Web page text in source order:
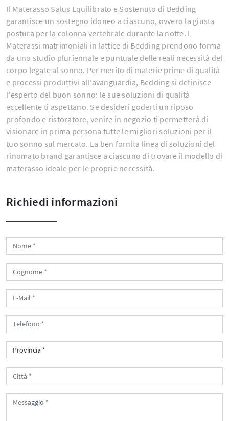
Il Materasso Salus Equilibrato e Sostenuto di Bedding
garantisce un sostegno idoneo a ciascuno, ovvero la giusta
postura per la colonna vertebrale durante la notte. I
Materassi matrimoniali in lattice di Bedding prendono forma
da uno studio pluriennale e puntuale delle reali necessità del
corpo legate al sonno. Per merito di materie prime di qualità
e processi produttivi all'avanguardia, Bedding si definisce
l'esperto del buon sonno: le sue soluzioni di qualità
eccellente ti aspettano. Se desideri goderti un riposo
profondo e ristoratore, venire in negozio ti permetterà di
visionare in prima persona tutte le migliori soluzioni per il
tuo sonno sul mercato. La ben fornita linea di soluzioni del
rinomato brand garantisce a ciascuno di trovare il modello di
materasso ideale per le proprie necessità.
Richiedi informazioni